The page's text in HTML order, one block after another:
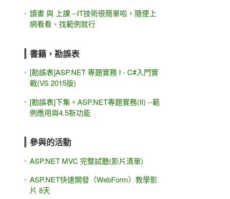
讀書 與 上課 --IT技術很簡單啦，隨便上
網看看、找範例就行
書籍，勘誤表
[勘誤表]ASP.NET 專題實務 I - C#入門實
戰(VS 2015版)
[勘誤表]下集。ASP.NET專題實務(II) --範
例應用與4.5新功能
參與的活動
ASP.NET MVC 完整試聽(影片清單)
ASP.NET快速開發（WebForm）教學影
片 8天